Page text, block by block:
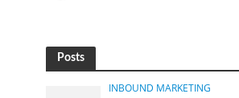
Posts
INBOUND MARKETING